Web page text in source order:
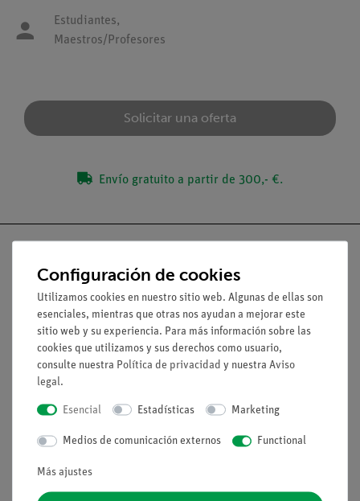
Estudiantes,
Maestros/Profesores
Solicitar una oferta
Envío gratuito a partir de 300,- €.
Nach oben
Aviso lega
Condiciones comerciales generales
Declaración de privacidad
Servicio
Configuración de cookies
Utilizamos cookies en nuestro sitio web. Algunas de ellas son
esenciales, mientras que otras nos ayudan a mejorar este
sitio web y su experiencia. Para más información sobre las
cookies que utilizamos y sus derechos como usuario,
consulte nuestra Política de privacidad y nuestra Aviso
legal.
Esencial Estadísticas Marketing
Medios de comunicación externos Functional
Más ajustes